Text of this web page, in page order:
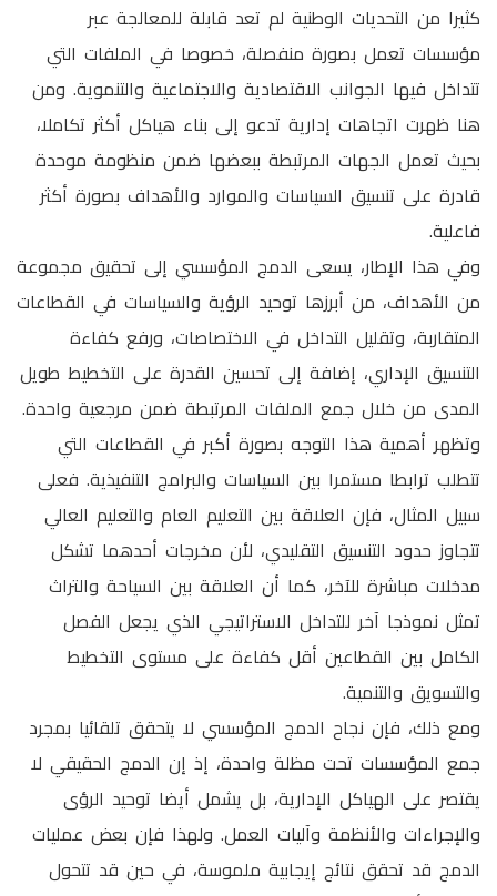
كثيرا من التحديات الوطنية لم تعد قابلة للمعالجة عبر
مؤسسات تعمل بصورة منفصلة، خصوصا في الملفات التي
تتداخل فيها الجوانب الاقتصادية والاجتماعية والتنموية. ومن
هنا ظهرت اتجاهات إدارية تدعو إلى بناء هياكل أكثر تكاملا،
بحيث تعمل الجهات المرتبطة ببعضها ضمن منظومة موحدة
قادرة على تنسيق السياسات والموارد والأهداف بصورة أكثر
فاعلية.
وفي هذا الإطار، يسعى الدمج المؤسسي إلى تحقيق مجموعة
من الأهداف، من أبرزها توحيد الرؤية والسياسات في القطاعات
المتقاربة، وتقليل التداخل في الاختصاصات، ورفع كفاءة
التنسيق الإداري، إضافة إلى تحسين القدرة على التخطيط طويل
المدى من خلال جمع الملفات المرتبطة ضمن مرجعية واحدة.
وتظهر أهمية هذا التوجه بصورة أكبر في القطاعات التي
تتطلب ترابطا مستمرا بين السياسات والبرامج التنفيذية. فعلى
سبيل المثال، فإن العلاقة بين التعليم العام والتعليم العالي
تتجاوز حدود التنسيق التقليدي، لأن مخرجات أحدهما تشكل
مدخلات مباشرة للآخر، كما أن العلاقة بين السياحة والتراث
تمثل نموذجا آخر للتداخل الاستراتيجي الذي يجعل الفصل
الكامل بين القطاعين أقل كفاءة على مستوى التخطيط
والتسويق والتنمية.
ومع ذلك، فإن نجاح الدمج المؤسسي لا يتحقق تلقائيا بمجرد
جمع المؤسسات تحت مظلة واحدة، إذ إن الدمج الحقيقي لا
يقتصر على الهياكل الإدارية، بل يشمل أيضا توحيد الرؤى
والإجراءات والأنظمة وآليات العمل. ولهذا فإن بعض عمليات
الدمج قد تحقق نتائج إيجابية ملموسة، في حين قد تتحول